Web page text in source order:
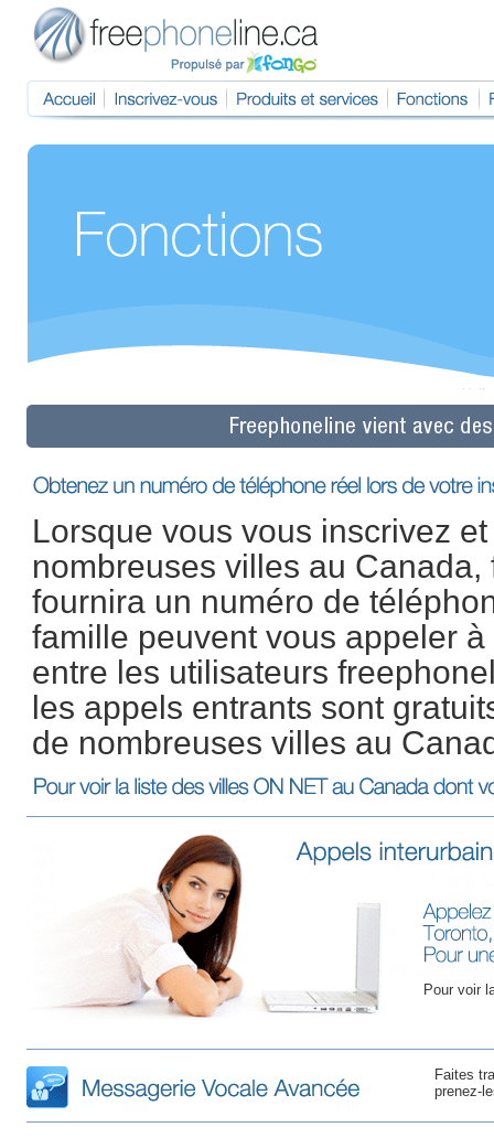
Lorsque vous vous inscrivez
nombreuses villes au
fournira un numéro de
famille peuvent vous appeler
entre les utilisateurs
les appels entrants sont
de nombreuses villes au
Pour voir
Faites
prenez-